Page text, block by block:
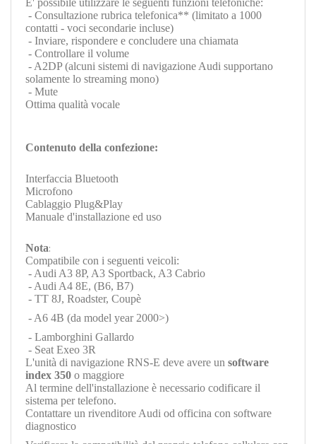
- Consultazione rubrica telefonica** (limitato a 1000
contatti - voci secondarie incluse)
- Inviare, rispondere e concludere una chiamata
- Controllare il volume
- A2DP (alcuni sistemi di navigazione Audi supportano
solamente lo streaming mono)
- Mute
Ottima qualità vocale
Contenuto della confezione:
Interfaccia Bluetooth
Microfono
Cablaggio Plug&Play
Manuale d'installazione ed uso
Nota:
Compatibile con i seguenti veicoli:
- Audi A3 8P, A3 Sportback, A3 Cabrio
- Audi A4 8E, (B6, B7)
- TT 8J, Roadster, Coupè
- A6 4B (da model year 2000>)
- Lamborghini Gallardo
- Seat Exeo 3R
L'unità di navigazione RNS-E deve avere un software
index 350 o maggiore
Al termine dell'installazione è necessario codificare il
sistema per telefono.
Contattare un rivenditore Audi od officina con software
diagnostico